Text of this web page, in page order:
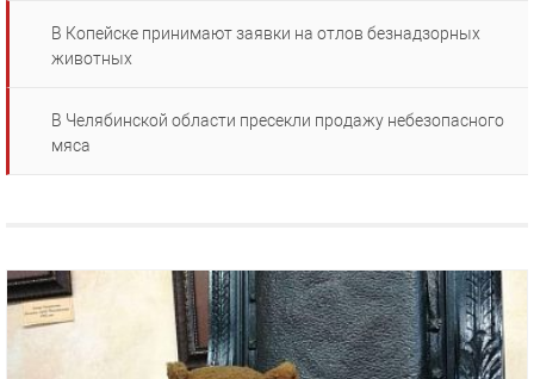
В Копейске принимают заявки на отлов безнадзорных
животных
В Челябинской области пресекли продажу небезопасного
мяса